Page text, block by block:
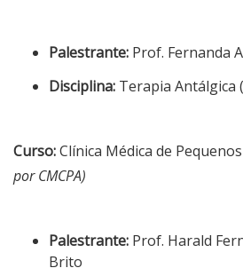
Palestrante: Prof. Fernanda
Disciplina: Terapia Antálgica
Curso:Clínica Médica de
por CMCPA)
Palestrante: Prof. Harald
Brito